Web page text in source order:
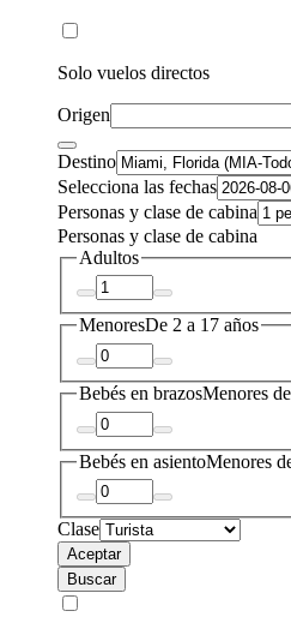
Solo vuelos directos
Origen
Destino
Selecciona las fechas
Personas y clase de cabina
Personas y clase de cabina
Adultos
MenoresDe 2 a 17 años
Bebés en brazosMenores
Bebés en asientoMenores
Clase
Aceptar
Buscar